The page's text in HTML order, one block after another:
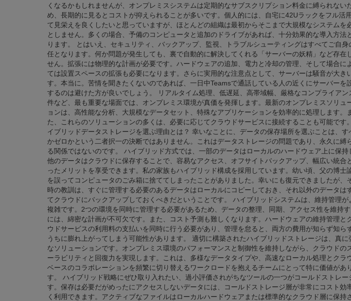
くなるかもしれませんが、オンプレミスシステムは定期的なサブスクリプション料金に縛られない
め、長期的に見るとコストが抑えられることが多いです。個人的には、自宅に42Uラックをフル活
て見栄えを良くしたいと思っていますが、ほとんどの組織は最初からそこまで大規模なシステムを
としません。多くの場合、予備のコンピュータと追加のドライブがあれば、十分効果的な導入方法
ります。 とはいえ、セキュリティ、バックアップ、監視、トラブルシューティングはすべてご自身
任となります。何か問題が発生しても、裏で自動的に解決してくれる「サーバーの妖精」など存在
せん。拡張には物理的な計画が必要です。ハードウェアの追加、電力と冷却の管理、そして場合に
ては設置スペースの拡張も必要になります。さらに実用的な注意点として、サーバーは騒音が大き
す。本当に。苦情を聞きたくないのであれば、一日中Teamsで通話している人の近くにサーバーを
するのは避けた方が良いでしょう。 リアルタイム処理、低遅延、高帯域幅、厳格なコンプライアン
件など、最も重要な場面では、オンプレミス環境が真価を発揮します。最新のオンプレミスソリュ
ョンは、高性能な分析、大規模なデータセット、特殊なアプリケーションを効率的に処理します。
た、これらのソリューションの多くは、必要に応じてクラウドサービスに接続することも可能です
イブリッドデータストレージを選ぶ理由とは？ 幸いなことに、データの保存場所を選ぶことは、す
かゼロかという二者択一の決断ではありません。これはデータストレージの問題であり、永久に縛
る関係ではないのです。 ハイブリッド方式では、一部のデータはローカルのハードウェア上に保持
他のデータはクラウドに保存することで、容易なアクセス、オフサイトバックアップ、幅広い統合
ったメリットを享受できます。私の家族もハイブリッド構成を採用しています。幼い頃、父の博士
を誤ってコンピュータのごみ箱に捨ててしまったことがありました。幸いにも復元できましたが、
時の教訓は、すぐに管理する必要のあるデータはローカルにコピーしておき、それ以外のデータは
てクラウドにバックアップしておくべきだということです。 ハイブリッドシステムは、維持管理が
複雑です。2つの環境を同時に管理する必要があるため、データの整理、同期、アクセス性を維持す
には、綿密な計画が不可欠です。また、コスト予測も難しくなります。ハードウェアの維持管理と
ウドサービスの利用料の支払いを同時に行う必要があり、管理を怠ると、両方の費用が知らず知ら
うちに膨れ上がってしまう可能性があります。 適切に構築されたハイブリッドストレージは、真に
なソリューションです。オンプレミス環境のパフォーマンスと制御性を維持しながら、クラウドの
ーラビリティと回復力を実現します。これは、多様なデータタイプや、高速なローカル処理とクラ
ベースのコラボレーションを頻繁に切り替えるワークロードを抱えるチームにとって特に価値があ
す。 ハイブリッド戦略にぜひ取り入れたい、過小評価されがちなツールの一つがコールドストレー
す。保存は必要だがめったにアクセスしないデータには、コールドストレージ層が非常にコスト効
く利用できます。アクティブなファイルはローカルハードウェアまたは標準的なクラウド層に保持